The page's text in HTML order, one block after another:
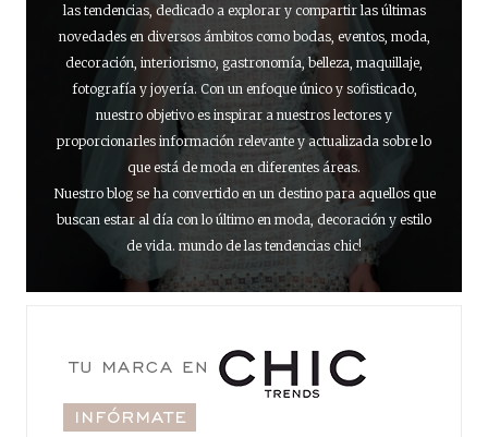
las tendencias, dedicado a explorar y compartir las últimas
novedades en diversos ámbitos como bodas, eventos, moda,
decoración, interiorismo, gastronomía, belleza, maquillaje,
fotografía y joyería. Con un enfoque único y sofisticado,
nuestro objetivo es inspirar a nuestros lectores y
proporcionarles información relevante y actualizada sobre lo
que está de moda en diferentes áreas.
Nuestro blog se ha convertido en un destino para aquellos que
buscan estar al día con lo último en moda, decoración y estilo
de vida. mundo de las tendencias chic!